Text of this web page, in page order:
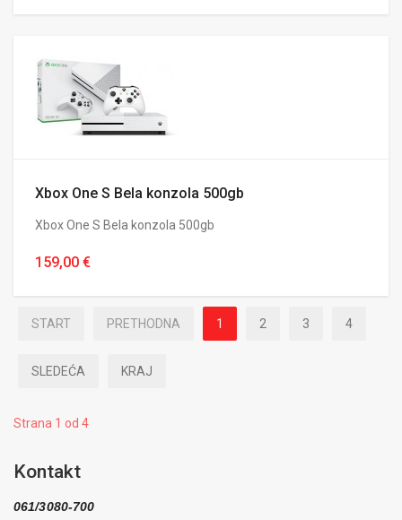
Xbox One S Bela konzola 500gb
Xbox One S Bela konzola 500gb
159,00 €
START PRETHODNA 1 2 3 4
SLEDEĆA KRAJ
Strana 1 od 4
Kontakt
061/3080-700